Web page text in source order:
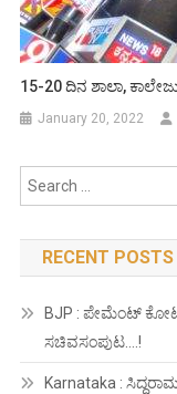
15-20 ದಿನ ಶಾಲಾ,
January 20, 2022
RECENT POSTS
BJP : ಪೇಮೆಂಟ್
ಸಚಿವಸಂಪುಟ….!
Karnataka :